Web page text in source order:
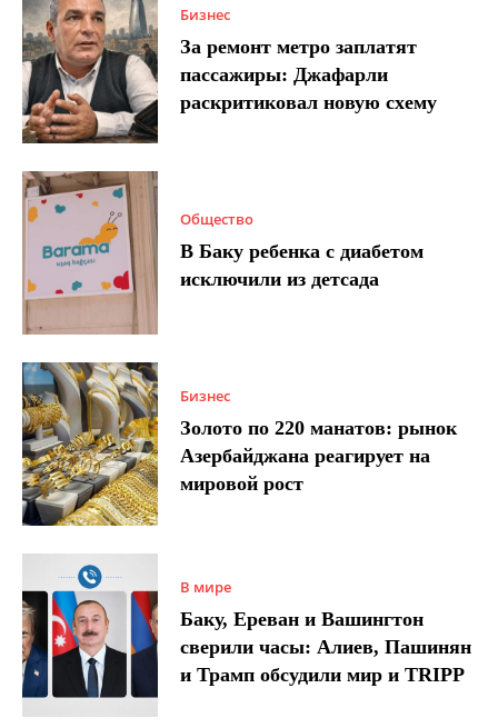
Бизнес
За ремонт метро заплатят
пассажиры: Джафарли
раскритиковал новую схему
Общество
В Баку ребенка с диабетом
исключили из детсада
Бизнес
Золото по 220 манатов: рынок
Азербайджана реагирует на
мировой рост
В мире
Баку, Ереван и Вашингтон
сверили часы: Алиев, Пашинян
и Трамп обсудили мир и TRIPP